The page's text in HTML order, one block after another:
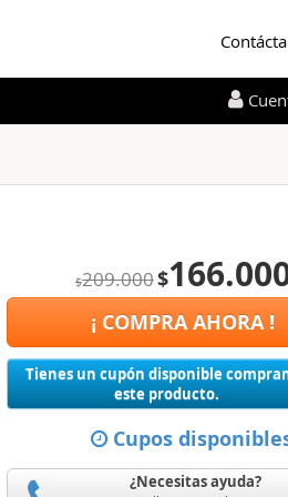
$209.000$
¡ COMPRA AHORA !
Tienes un cupón disponible
este producto.
Cupos
¿Necesitas ayuda?